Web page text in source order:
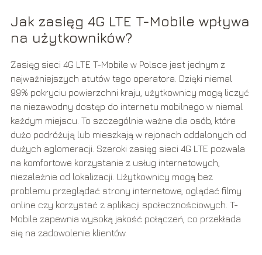
Jak zasięg 4G LTE T-Mobile wpływa
na użytkowników?
Zasięg sieci 4G LTE T-Mobile w Polsce jest jednym z
najważniejszych atutów tego operatora. Dzięki niemal
99% pokryciu powierzchni kraju, użytkownicy mogą liczyć
na niezawodny dostęp do internetu mobilnego w niemal
każdym miejscu. To szczególnie ważne dla osób, które
dużo podróżują lub mieszkają w rejonach oddalonych od
dużych aglomeracji. Szeroki zasięg sieci 4G LTE pozwala
na komfortowe korzystanie z usług internetowych,
niezależnie od lokalizacji. Użytkownicy mogą bez
problemu przeglądać strony internetowe, oglądać filmy
online czy korzystać z aplikacji społecznościowych. T-
Mobile zapewnia wysoką jakość połączeń, co przekłada
się na zadowolenie klientów.